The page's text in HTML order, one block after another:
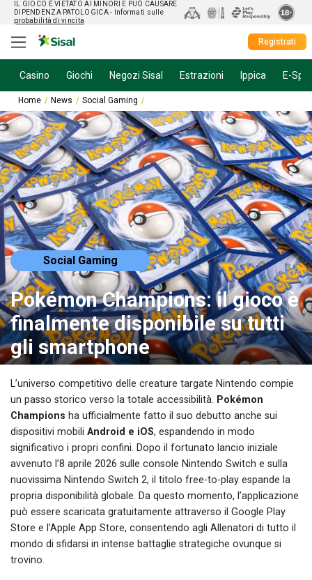
IL GIOCO È VIETATO AI MINORI E PUÒ CAUSARE
DIPENDENZA PATOLOGICA - Informati sulle
probabilità di vincita
Registrati
Casino Giochi Negozi Sisal Estrazioni Ippica E-
Home News Social Gaming
Social Gaming
Pokémon Champions: il gioco è
finalmente disponibile su tutti
gli smartphone
L’universo competitivo delle creature targate Nintendo compie
un passo storico verso la totale accessibilità. Pokémon
Champions ha ufficialmente fatto il suo debutto anche sui
dispositivi mobili Android e iOS, espandendo in modo
significativo i propri confini. Dopo il fortunato lancio iniziale
avvenuto l’8 aprile 2026 sulle console Nintendo Switch e sulla
nuovissima Nintendo Switch 2, il titolo free-to-play espande la
propria disponibilità globale. Da questo momento, l’applicazione
può essere scaricata gratuitamente attraverso il Google Play
Store e l’Apple App Store, consentendo agli Allenatori di tutto il
mondo di sfidarsi in intense battaglie strategiche ovunque si
trovino.